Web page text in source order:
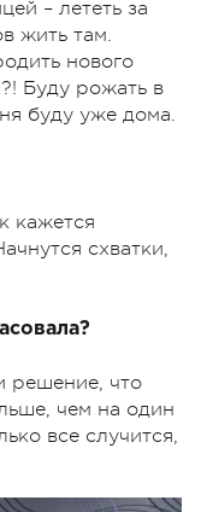
– лететь за
жить там.
нового
Буду рожать в
буду уже дома.
кажется
схватки,
решение, что
чем на один
все случится,